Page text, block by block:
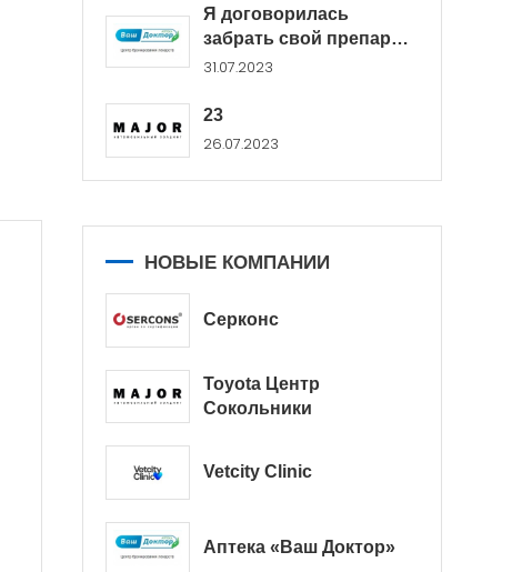
Я договорилась
забрать свой препарат
в...
31.07.2023
23
26.07.2023
НОВЫЕ КОМПАНИИ
Серконс
Toyota Центр
Сокольники
Vetcity Clinic
Аптека «Ваш Доктор»